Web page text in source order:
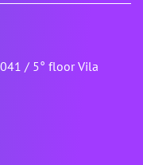
/ 5° floor Vila